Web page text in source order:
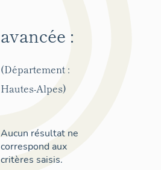
avancée :
(Département :
Hautes-Alpes)
Aucun résultat ne
correspond aux
critères saisis.